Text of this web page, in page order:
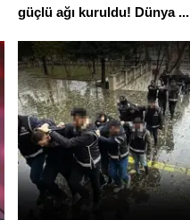
güçlü ağı kuruldu! Dünya ...